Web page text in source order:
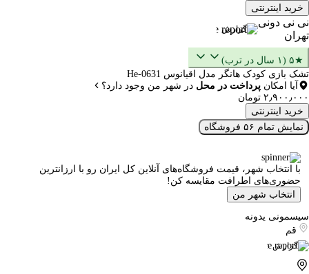
خرید اینترنتی
نی نی دونی
تهران
گزارش
★۵ (۱ سال در ترب)
تشک بازی کودک هانگر مدل اقیانوس He-0631
آیا امکان پرداخت در محل در شهر من وجود دارد؟
۲٫۹۰۰٫۰۰۰ تومان
خرید اینترنتی
نمایش تمام ۵۶ فروشگاه
با انتخاب شهر، قیمت فروشگاه‌های آنلاین کل ایران رو با ارزانترین
حضوری‌های اطرافت مقایسه کن!
انتخاب شهر من
سیسمونی یدونه
قم
گزارش